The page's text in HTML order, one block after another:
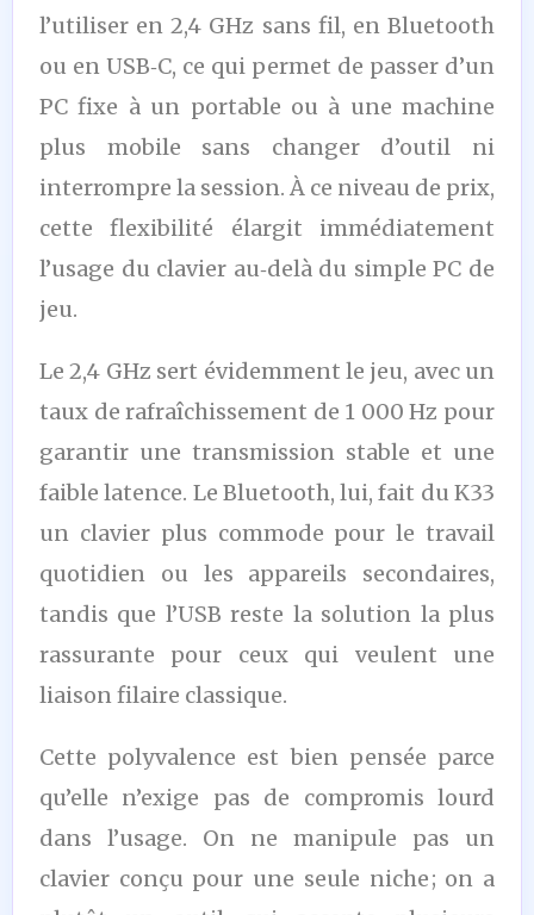
l’utiliser en 2,4 GHz sans fil, en Bluetooth
ou en USB‑C, ce qui permet de passer d’un
PC fixe à un portable ou à une machine
plus mobile sans changer d’outil ni
interrompre la session. À ce niveau de prix,
cette flexibilité élargit immédiatement
l’usage du clavier au‑delà du simple PC de
jeu.
Le 2,4 GHz sert évidemment le jeu, avec un
taux de rafraîchissement de 1 000 Hz pour
garantir une transmission stable et une
faible latence. Le Bluetooth, lui, fait du K33
un clavier plus commode pour le travail
quotidien ou les appareils secondaires,
tandis que l’USB reste la solution la plus
rassurante pour ceux qui veulent une
liaison filaire classique.
Cette polyvalence est bien pensée parce
qu’elle n’exige pas de compromis lourd
dans l’usage. On ne manipule pas un
clavier conçu pour une seule niche ; on a